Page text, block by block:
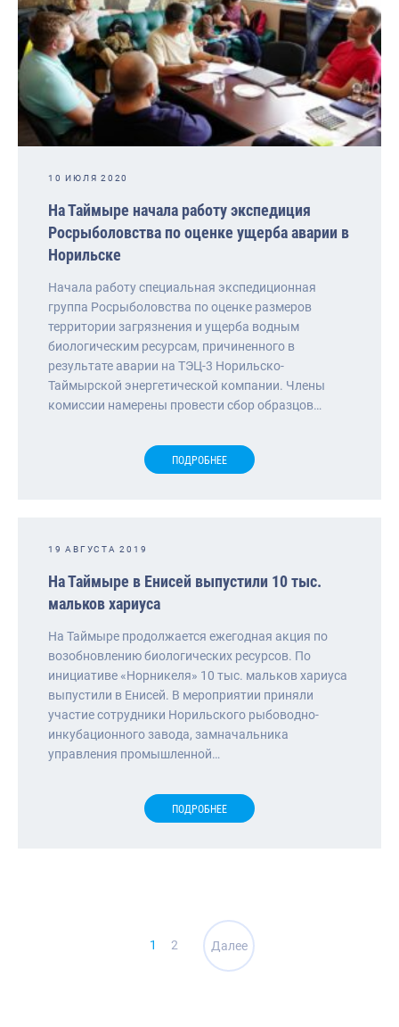
10 ИЮЛЯ 2020
На Таймыре начала работу экспедиция
Росрыболовства по оценке ущерба аварии в
Норильске
Начала работу специальная экспедиционная
группа Росрыболовства по оценке размеров
территории загрязнения и ущерба водным
биологическим ресурсам, причиненного в
результате аварии на ТЭЦ-3 Норильско-
Таймырской энергетической компании. Члены
комиссии намерены провести сбор образцов…
ПОДРОБНЕЕ
19 АВГУСТА 2019
На Таймыре в Енисей выпустили 10 тыс.
мальков хариуса
На Таймыре продолжается ежегодная акция по
возобновлению биологических ресурсов. По
инициативе «Норникеля» 10 тыс. мальков хариуса
выпустили в Енисей. В мероприятии приняли
участие сотрудники Норильского рыбоводно-
инкубационного завода, замначальника
управления промышленной…
ПОДРОБНЕЕ
Навигация
по
1 2 Далее